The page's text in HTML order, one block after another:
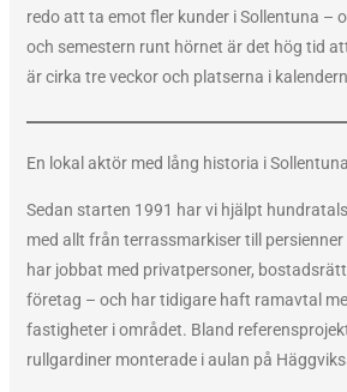
redo att ta emot fler kunder i Sollentuna –
och semestern runt hörnet är det hög tid
är cirka tre veckor och platserna i
En lokal aktör med lång historia i Sollentuna
Sedan starten 1991 har vi hjälpt
med allt från terrassmarkiser till persienner
har jobbat med privatpersoner,
företag – och har tidigare haft ramavtal
fastigheter i området. Bland
rullgardiner monterade i aulan på